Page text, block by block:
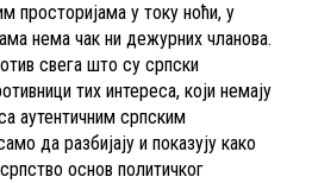
просторијама у току ноћи, у
нема чак ни дежурних чланова.
свега што су српски
тих интереса, који немају
аутентичним српским
да разбијају и показују како
основ политичког